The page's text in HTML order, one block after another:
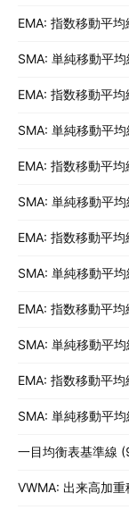
EMA: 指数移動平
SMA: 単純移動平
EMA: 指数移動平
SMA: 単純移動平
EMA: 指数移動平
SMA: 単純移動平
EMA: 指数移動平
SMA: 単純移動平
EMA: 指数移動平
SMA: 単純移動平
EMA: 指数移動平
SMA: 単純移動平
一目均衡表基準線
VWMA: 出来高加